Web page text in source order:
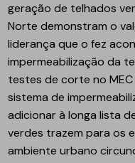
geração de telhados
Norte demonstram o
liderança que o fez
impermeabilização da
testes de corte no
sistema de
adicionar à longa lista
verdes trazem para os
ambiente urbano